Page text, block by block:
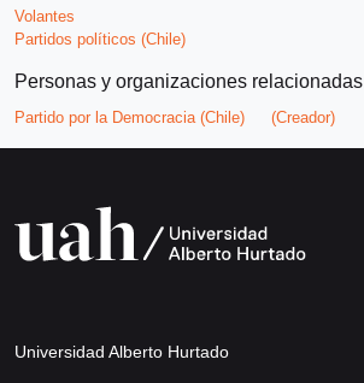
Volantes
Partidos políticos (Chile)
Personas y organizaciones relacionadas
Partido por la Democracia (Chile) (Creador)
Universidad Alberto Hurtado